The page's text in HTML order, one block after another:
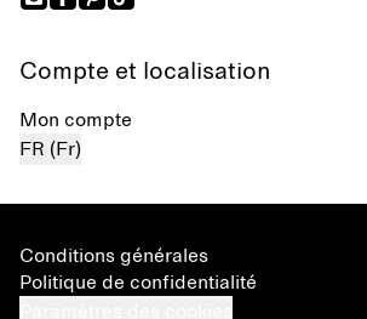
Compte et localisation
Mon compte
FR (Fr)
Conditions générales
Politique de confidentialité